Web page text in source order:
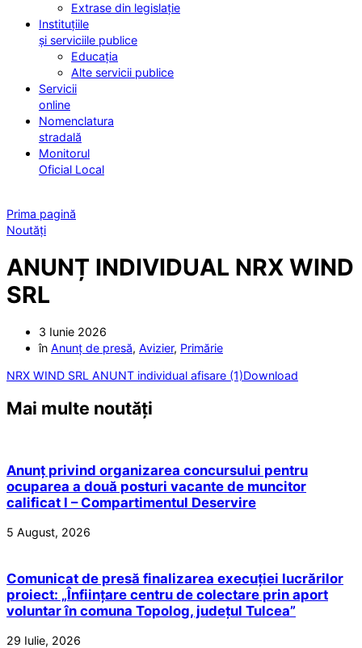
Extrase din legislație
Instituțiile
și serviciile publice
Educația
Alte servicii publice
Servicii
online
Nomenclatura
stradală
Monitorul
Oficial Local
Prima pagină
Noutăți
ANUNȚ INDIVIDUAL NRX WIND
SRL
3 Iunie 2026
în Anunț de presă, Avizier, Primărie
NRX WIND SRL ANUNT individual afisare (1)Download
Mai multe noutăți
Anunț privind organizarea concursului pentru
ocuparea a două posturi vacante de muncitor
calificat I – Compartimentul Deservire
5 August, 2026
Comunicat de presă finalizarea execuției lucrărilor
proiect: „Înființare centru de colectare prin aport
voluntar în comuna Topolog, județul Tulcea”
29 Iulie, 2026